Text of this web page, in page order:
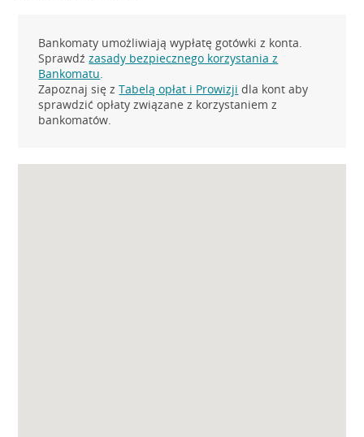
Bankomaty umożliwiają wypłatę gotówki z konta.
Sprawdźzasady bezpiecznego korzystania z
Bankomatu.
Zapoznaj się zTabelą opłat i Prowizji dla kont aby
sprawdzić opłaty związane z korzystaniem z
bankomatów.